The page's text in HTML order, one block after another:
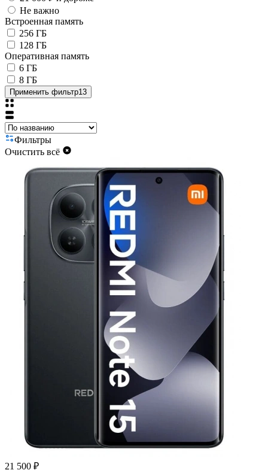
Не важно
Встроенная память
256 ГБ
128 ГБ
Оперативная память
6 ГБ
8 ГБ
Применить фильтр13
Фильтры
Очистить всё
21 500 ₽